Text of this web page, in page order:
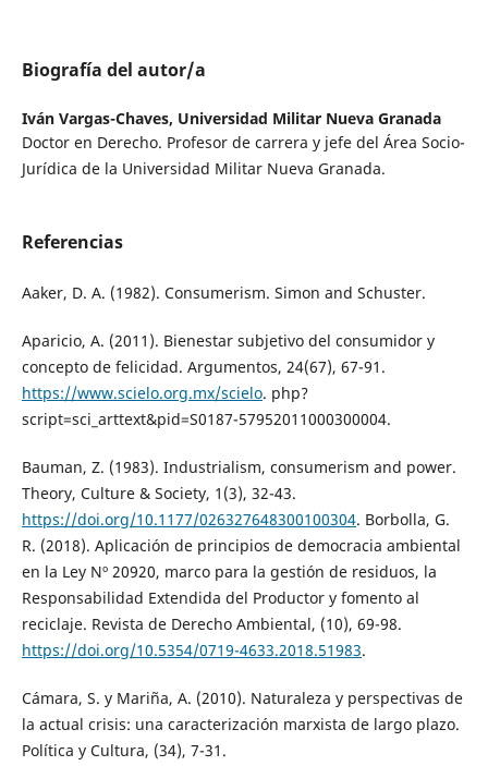
Biografía del autor/a
Iván Vargas-Chaves, Universidad Militar Nueva Granada
Doctor en Derecho. Profesor de carrera y jefe del Área Socio-
Jurídica de la Universidad Militar Nueva Granada.
Referencias
Aaker, D. A. (1982). Consumerism. Simon and Schuster.
Aparicio, A. (2011). Bienestar subjetivo del consumidor y
concepto de felicidad. Argumentos, 24(67), 67-91.
https://www.scielo.org.mx/scielo. php?
script=sci_arttext&pid=S0187-57952011000300004.
Bauman, Z. (1983). Industrialism, consumerism and power.
Theory, Culture & Society, 1(3), 32-43.
https://doi.org/10.1177/026327648300100304. Borbolla, G.
R. (2018). Aplicación de principios de democracia ambiental
en la Ley Nº 20920, marco para la gestión de residuos, la
Responsabilidad Extendida del Productor y fomento al
reciclaje. Revista de Derecho Ambiental, (10), 69-98.
https://doi.org/10.5354/0719-4633.2018.51983.
Cámara, S. y Mariña, A. (2010). Naturaleza y perspectivas de
la actual crisis: una caracterización marxista de largo plazo.
Política y Cultura, (34), 7-31.